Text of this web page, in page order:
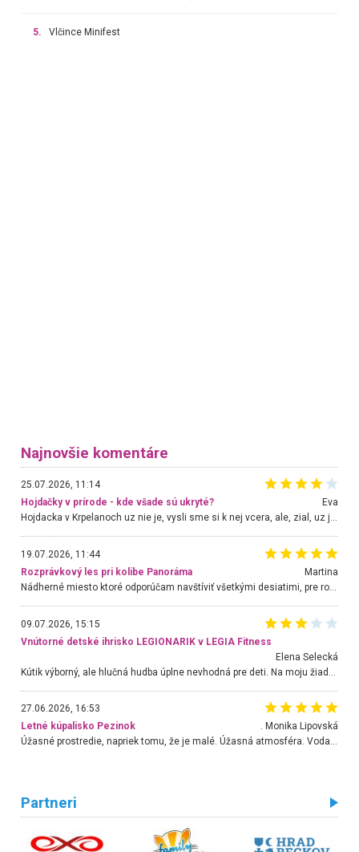
5. Vlčince Minifest
Najnovšie komentáre
25.07.2026, 11:14
Hojdačky v prírode - kde všade sú ukryté?
Eva
Hojdacka v Krpelanoch uz nie je, vysli sme si k nej vcera, ale, zial, uz je znicena. Ak sem planujete cestu len kvoli hojdacke, mozete si ju usetrit. Krasny vyhlad je tu vsak aj bez hojdacky :-)
19.07.2026, 11:44
Rozprávkový les pri kolibe Panoráma
Martina
Nádherné miesto ktoré odporúčam navštíviť všetkými desiatimi, pre rodiny s deťmi, dôchodcom... Proste a jednoducho ozaj rozprávkový les.. určite ešte prídeme. Odniesli sme si na pamiatku krásne tričká,
09.07.2026, 15:15
Vnútorné detské ihrisko LEGIONARIK v LEGIA Fitness
Elena Selecká
27.06.2026, 16:53
Letné kúpalisko Pezinok
. Monika Lipovská
Úžasné prostredie, napriek tomu, že je malé. Úžasná atmosféra. Voda fantastická a nádherná. Ľudí je pomerne veľa, ale su mili a ohľaduplní. Je veľmi zaujímavé sledovať, ako dokážu spolu športovať cudzí ľudia a bez ohľadu na vek. Vládne tu pohoda. Vnuka neviem dostať z vody. Ďakujem za krásny deň . Urcite sa sem vrátim. Jediný problém je s parkovaním, ale aj ten sa mi podarilo vyriešiť. Monika Bratislava
Partneri